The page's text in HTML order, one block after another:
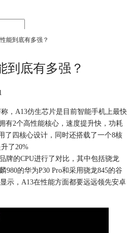
能到底有多强？
到底有多强？
，A13仿生芯片是目前智能手机上最快
有2个高性能核心，速度提升快，功耗
了四核心设计，同时还搭载了一个8核
了20%
牌的CPU进行了对比，其中包括骁龙
980的华为P30 Pro和采用骁龙845的谷
示，A13在性能方面都要远远领先安卓